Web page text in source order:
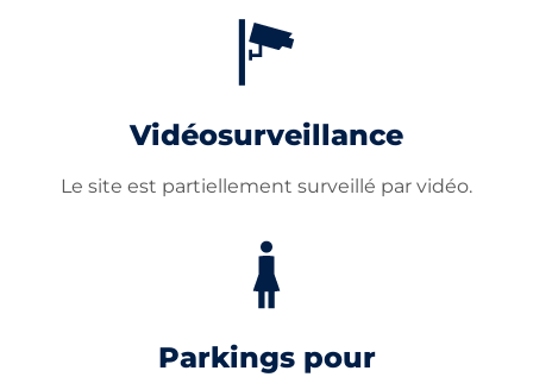
Vidéosurveillance
Le site est partiellement surveillé par vidéo.
Parkings pour